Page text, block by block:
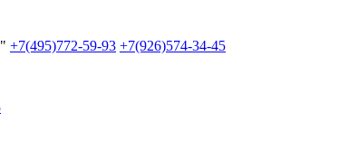
+7(495)772-59-93 +7(926)574-34-45